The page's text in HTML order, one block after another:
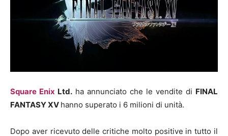
Square Enix Ltd. ha annunciato che le vendite di FINAL
FANTASY XV hanno superato i 6 milioni di unità.
Dopo aver ricevuto delle critiche molto positive in tutto il